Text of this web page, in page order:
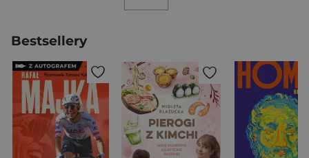
Bestsellery